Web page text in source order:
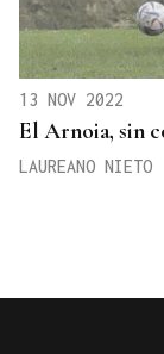
13 NOV 2022
El Arnoia, sin
LAUREANO NIETO